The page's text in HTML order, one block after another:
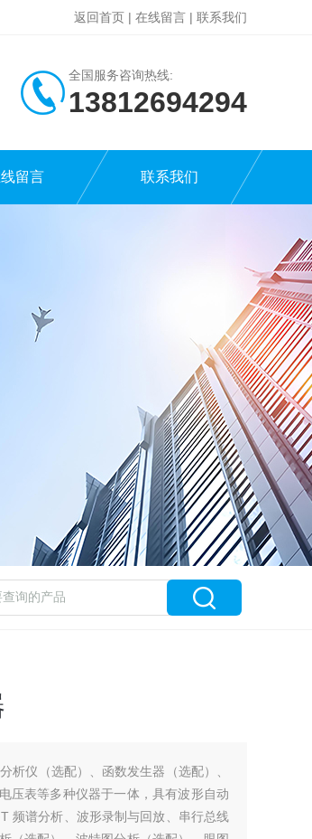
返回首页 | 在线留言 | 联系我们
全国服务咨询热线:
13812694294
留言 联系我们
析仪（选配）、函数发生器（选配）、
压表等多种仪器于一体，具有波形自动
频谱分析、波形录制与回放、串行总线